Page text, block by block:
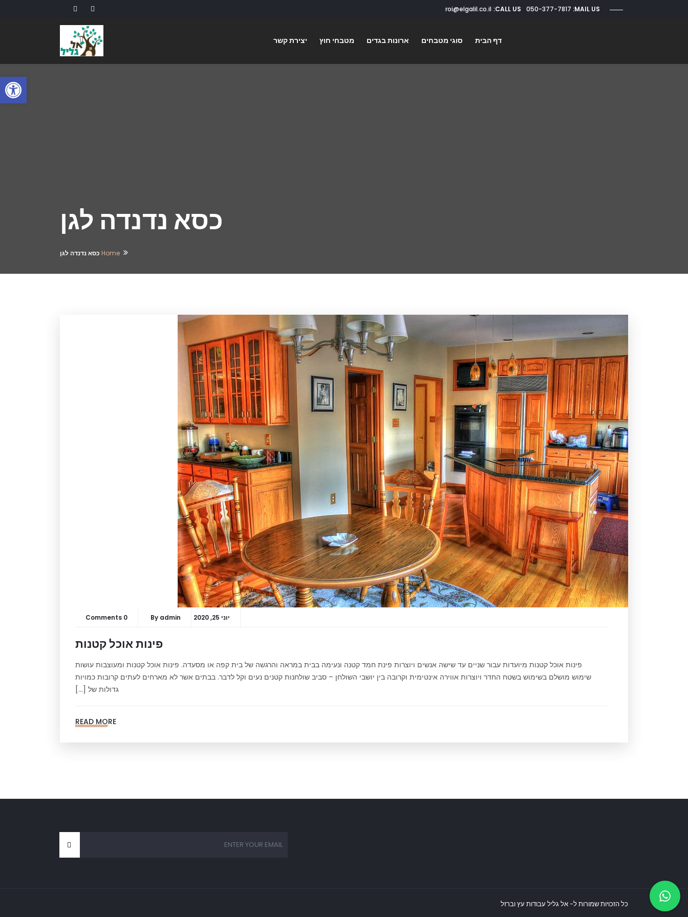
MAIL US:
CALL US: 050-377-7817
דף הבית סוגי מטבחים ארונות בגדים מטבחי חוץ יצירת קשר
כסא נדנדה לגן
Home כסא נדנדה לגן
יוני 25, 2020 By admin
0 Comments
פינות אוכל קטנות
פינות אוכל קטנות מיועדות עבור שניים עד שישה אנשים ויוצרות פינת חמד קטנה ונעימה בבית במראה והרגשה של בית קפה או מסעדה. פינות אוכל קטנות ומעוצבות עושות
שימוש מושלם בשימוש בשטח החדר ויוצרות אווירה אינטימית וקרובה בין יושבי השולחן – סביב שולחנות קטנים נעים וקל לדבר. בבתים אשר לא מארחים לעתים קרובות כמויות
גדולות של […]
READ MORE
כל הזכויות שמורות ל- אל גליל עבודות עץ וברזל